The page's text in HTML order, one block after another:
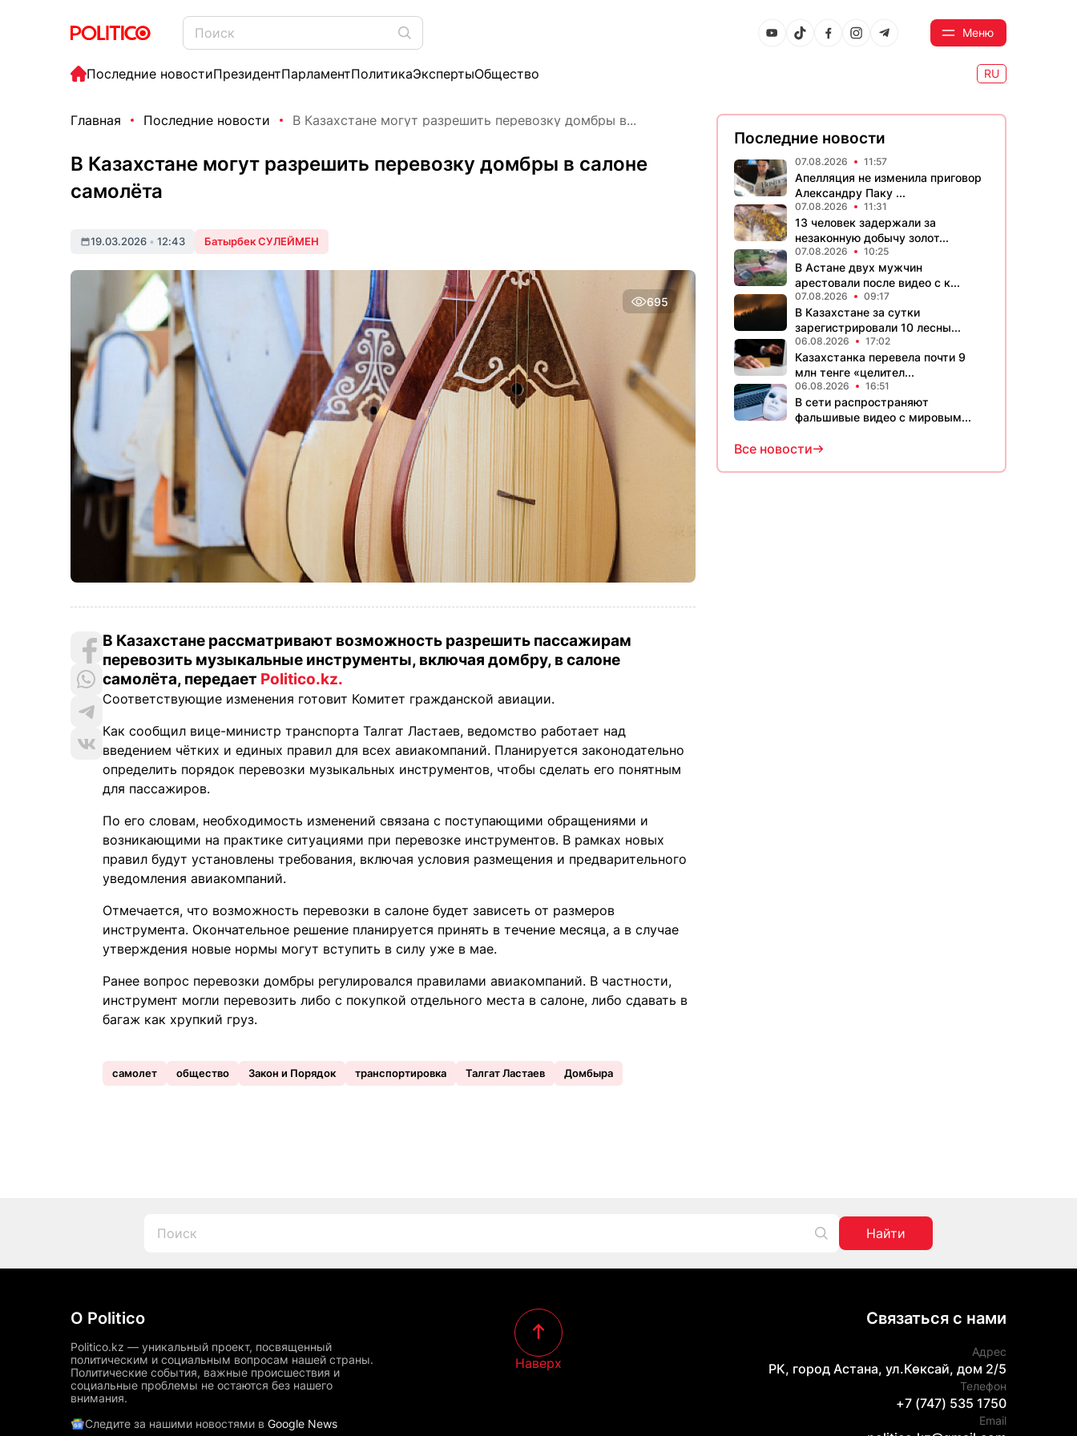
Меню
Последние новостиПрезидентПарламентПолитикаЭкспертыОбщество RU
Главная Последние новости В Казахстане могут разрешить перевозку домбры в...
В Казахстане могут разрешить перевозку домбры в салоне
самолёта
19.03.2026 • 12:43 Батырбек СУЛЕЙМЕН
695
В Казахстане рассматривают возможность разрешить пассажирам
перевозить музыкальные инструменты, включая домбру, в салоне
самолёта, передает Politico.kz.
Соответствующие изменения готовит Комитет гражданской авиации.
Как сообщил вице-министр транспорта Талгат Ластаев, ведомство работает над
введением чётких и единых правил для всех авиакомпаний. Планируется законодательно
определить порядок перевозки музыкальных инструментов, чтобы сделать его понятным
для пассажиров.
По его словам, необходимость изменений связана с поступающими обращениями и
возникающими на практике ситуациями при перевозке инструментов. В рамках новых
правил будут установлены требования, включая условия размещения и предварительного
уведомления авиакомпаний.
Отмечается, что возможность перевозки в салоне будет зависеть от размеров
инструмента. Окончательное решение планируется принять в течение месяца, а в случае
утверждения новые нормы могут вступить в силу уже в мае.
Ранее вопрос перевозки домбры регулировался правилами авиакомпаний. В частности,
инструмент могли перевозить либо с покупкой отдельного места в салоне, либо сдавать в
багаж как хрупкий груз.
самолет общество Закон и Порядок транспортировка Талгат Ластаев Домбыра
Последние новости
07.08.2026 11:57
Апелляция не изменила приговор
Александру Паку ...
07.08.2026 11:31
13 человек задержали за
незаконную добычу золот...
07.08.2026 10:25
В Астане двух мужчин
арестовали после видео с к...
07.08.2026 09:17
В Казахстане за сутки
зарегистрировали 10 лесны...
06.08.2026 17:02
Казахстанка перевела почти 9
млн тенге «целител...
06.08.2026 16:51
В сети распространяют
фальшивые видео с мировым...
Все новости
Найти
О Politico
Politico.kz — уникальный проект, посвященный
политическим и социальным вопросам нашей страны.
Политические события, важные происшествия и
социальные проблемы не остаются без нашего
внимания.
Следите за нашими новостями в Google News
Наверх
Связаться с нами
Адрес
РК, город Астана, ул.Көксай, дом 2/5
Телефон
+7 (747) 535 1750
Email